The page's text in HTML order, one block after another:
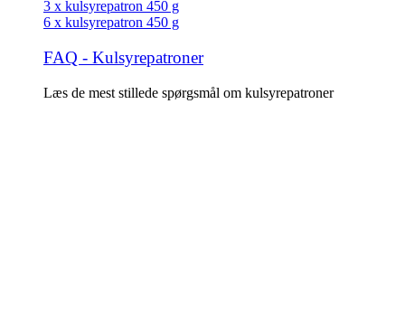
3 x kulsyrepatron 450 g
6 x kulsyrepatron 450 g
FAQ - Kulsyrepatroner
Læs de mest stillede spørgsmål om kulsyrepatroner